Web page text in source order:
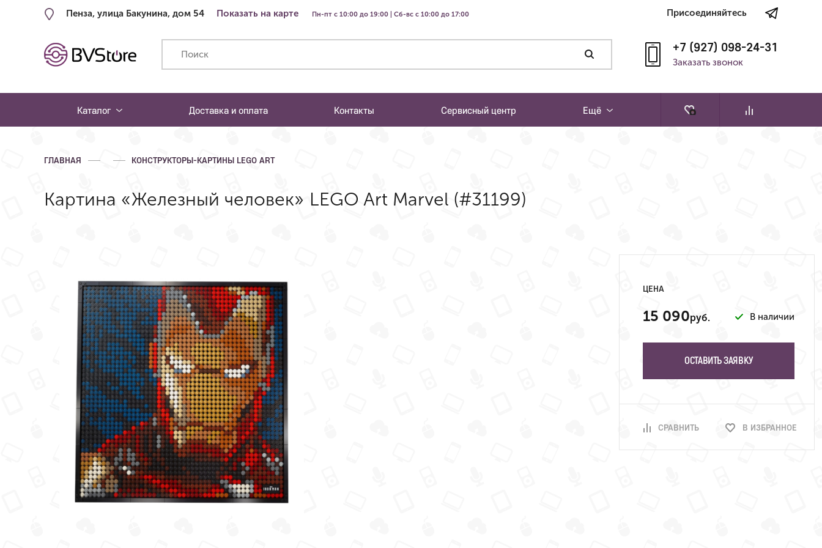
Пенза, улица Бакунина, дом 54 Показать на карте Пн-пт с 10:00 до 19:00 | Сб-вс с 10:00 до 17:00 Присоединяйтесь
+7 (927) 098-24-31
Заказать звонок
Каталог Доставка и оплата Контакты Сервисный центр Ещё
ГЛАВНАЯ КОНСТРУКТОРЫ-КАРТИНЫ LEGO ART
Картина «Железный человек» LEGO Art Marvel (#31199)
ЦЕНА
15 090руб. В наличии
ОСТАВИТЬ ЗАЯВКУ
СРАВНИТЬ В ИЗБРАННОЕ